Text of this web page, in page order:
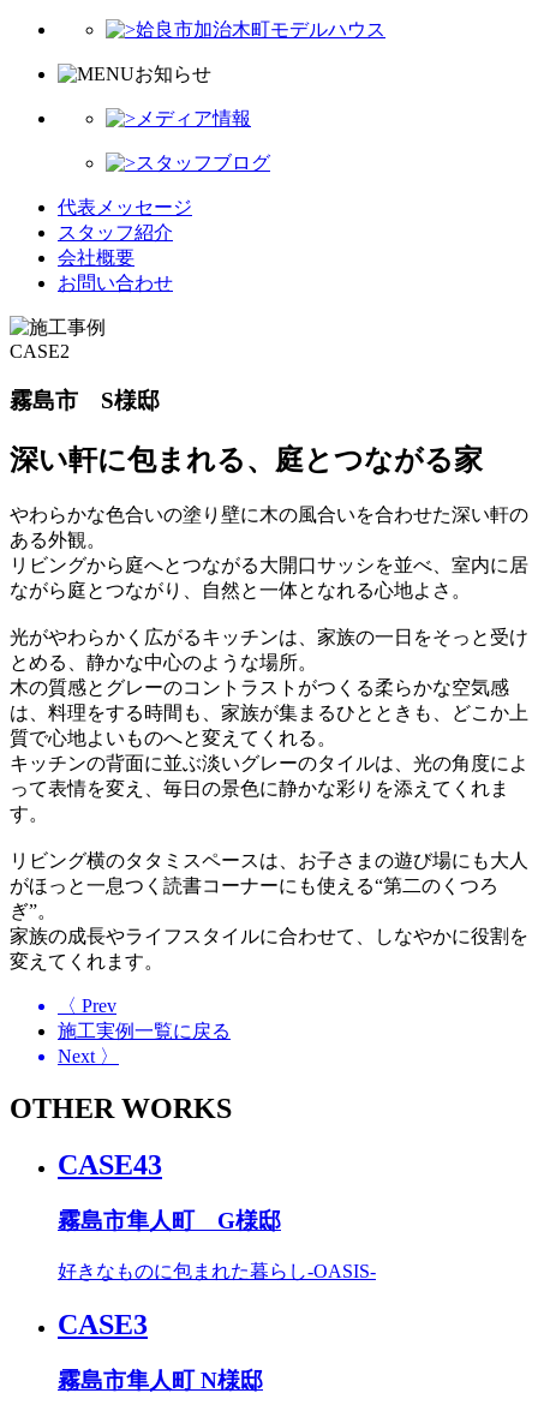
姶良市加治木町モデルハウス
お知らせ
メディア情報
スタッフブログ
代表メッセージ
スタッフ紹介
会社概要
お問い合わせ
CASE2
霧島市 S様邸
深い軒に包まれる、庭とつながる家
やわらかな色合いの塗り壁に木の風合いを合わせた深い軒の
ある外観。
リビングから庭へとつながる大開口サッシを並べ、室内に居
ながら庭とつながり、自然と一体となれる心地よさ。
光がやわらかく広がるキッチンは、家族の一日をそっと受け
とめる、静かな中心のような場所。
木の質感とグレーのコントラストがつくる柔らかな空気感
は、料理をする時間も、家族が集まるひとときも、どこか上
質で心地よいものへと変えてくれる。
キッチンの背面に並ぶ淡いグレーのタイルは、光の角度によ
って表情を変え、毎日の景色に静かな彩りを添えてくれま
す。
リビング横のタタミスペースは、お子さまの遊び場にも大人
がほっと一息つく読書コーナーにも使える“第二のくつろ
ぎ”。
家族の成長やライフスタイルに合わせて、しなやかに役割を
変えてくれます。
〈 Prev
施工実例一覧に戻る
Next 〉
OTHER WORKS
CASE43
霧島市隼人町 G様邸
好きなものに包まれた暮らし-OASIS-
CASE3
霧島市隼人町 N様邸